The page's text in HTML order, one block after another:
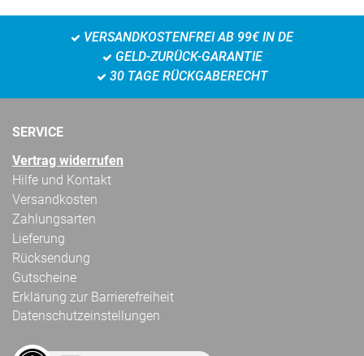
VERSANDKOSTENFREI AB 99€ IN DE
GELD-ZURÜCK-GARANTIE
30 TAGE RÜCKGABERECHT
SERVICE
Vertrag widerrufen
Hilfe und Kontakt
Versandkosten
Zahlungsarten
Lieferung
Rücksendung
Gutscheine
Erklärung zur Barrierefreiheit
Datenschutzeinstellungen